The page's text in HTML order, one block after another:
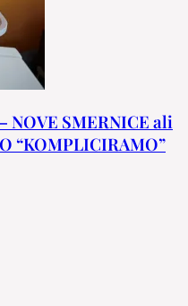
NOVE SMERNICE ali
“KOMPLICIRAMO”